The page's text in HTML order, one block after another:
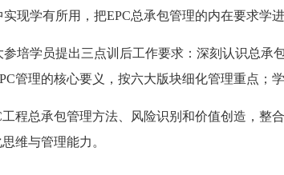
现学有所用，把EPC总承包管理的内在要求学
学员提出三点训后工作要求：深刻认识总承
管理的核心要义，按六大版块细化管理重点；
总承包管理方法、风险识别和价值创造，整
维与管理能力。